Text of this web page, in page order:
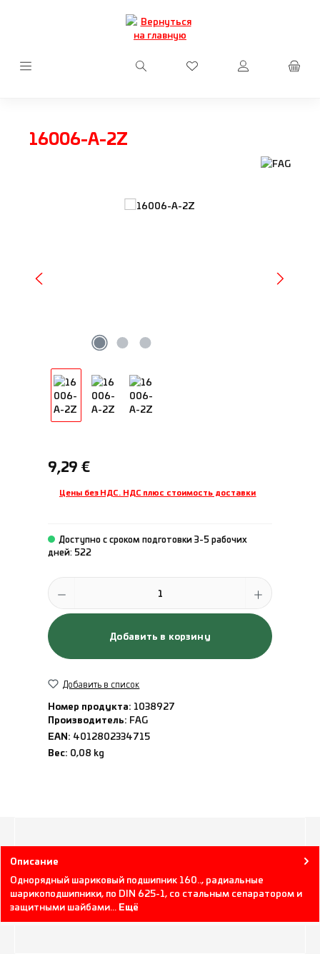
Перейти к основному содержанию
У вас есть товары из
16006-A-2Z
Пропустить галерею изображений
Обычная цена:
9,29 €
Цены без НДС. НДС плюс стоимость доставки
Доступно с сроком подготовки 3-5 рабочих
дней: 522
Количество продукта: введите желаемое количество или
Добавить в корзину
Добавить в список
Номер продукта: 1038927
Производитель: FAG
EAN: 4012802334715
Вес: 0,08 kg
Описание
Однорядный шариковый подшипник 160.., радиальные
шарикоподшипники, по DIN 625-1, со стальным сепаратором и
защитными шайбами… Ещё